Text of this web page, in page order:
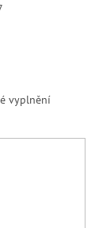
vyplnění